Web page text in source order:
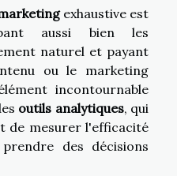
exhaustive est
aussi bien les
naturel et payant
ou le marketing
incontournable
outils analytiques, qui
de mesurer l'efficacité
des décisions